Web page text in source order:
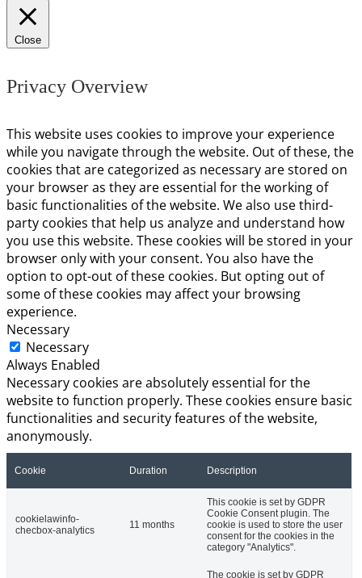
Close
Privacy Overview
This website uses cookies to improve your experience
while you navigate through the website. Out of these, the
cookies that are categorized as necessary are stored on
your browser as they are essential for the working of
basic functionalities of the website. We also use third-
party cookies that help us analyze and understand how
you use this website. These cookies will be stored in your
browser only with your consent. You also have the
option to opt-out of these cookies. But opting out of
some of these cookies may affect your browsing
experience.
Necessary
Necessary
Always Enabled
Necessary cookies are absolutely essential for the
website to function properly. These cookies ensure basic
functionalities and security features of the website,
anonymously.
Cookie Duration Description
cookielawinfo-
checbox-analytics
11 months
This cookie is set by GDPR
Cookie Consent plugin. The
cookie is used to store the user
consent for the cookies in the
category "Analytics".
The cookie is set by GDPR